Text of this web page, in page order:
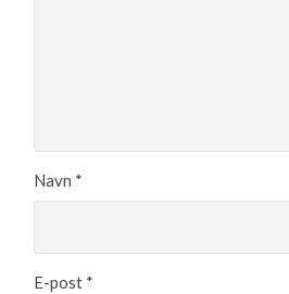
Navn *
E-post *